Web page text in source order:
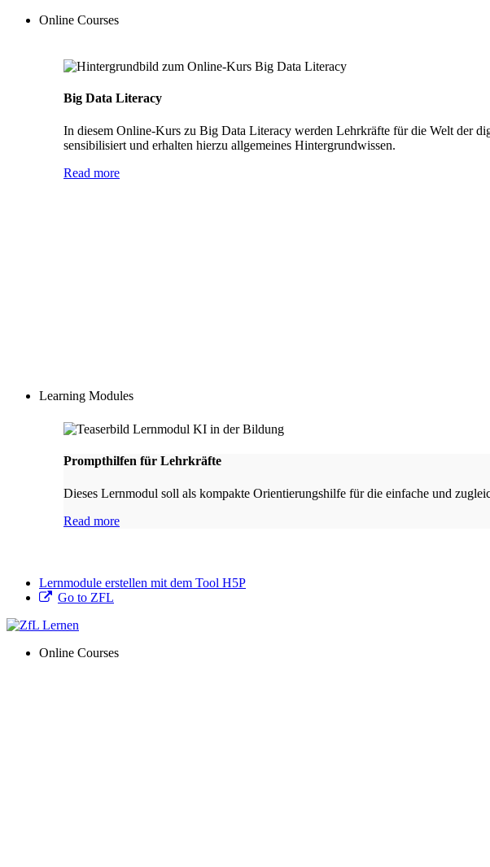
Online Courses
Big Data Literacy
In diesem Online-Kurs zu Big Data Literacy werden Lehrkräfte für die Welt der
sensibilisiert und erhalten hierzu allgemeines Hintergrundwissen.
Read more
Learning Modules
Prompthilfen für Lehrkräfte
Dieses Lernmodul soll als kompakte Orientierungshilfe für die einfache und
Read more
Lernmodule erstellen mit dem Tool H5P
Go to ZFL
Online Courses